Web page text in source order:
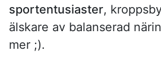
sportentusiaster,
älskare av balanserad
mer ;).